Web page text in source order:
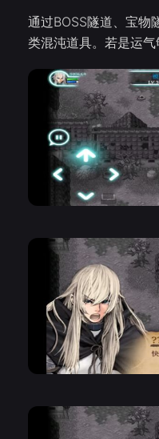
通过BOSS隧道、宝物
类混沌道具。若是运气